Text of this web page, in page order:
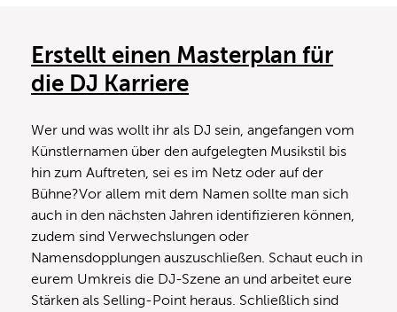
Erstellt einen Masterplan für
die DJ Karriere
Wer und was wollt ihr als DJ sein, angefangen vom
Künstlernamen über den aufgelegten Musikstil bis
hin zum Auftreten, sei es im Netz oder auf der
Bühne?Vor allem mit dem Namen sollte man sich
auch in den nächsten Jahren identifizieren können,
zudem sind Verwechslungen oder
Namensdopplungen auszuschließen. Schaut euch in
eurem Umkreis die DJ-Szene an und arbeitet eure
Stärken als Selling-Point heraus. Schließlich sind